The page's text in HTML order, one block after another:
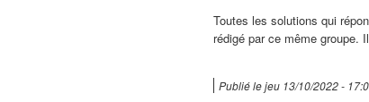
Toutes les solutions qui
rédigé par ce même groupe.
Publié lejeu 13/10/2022 -